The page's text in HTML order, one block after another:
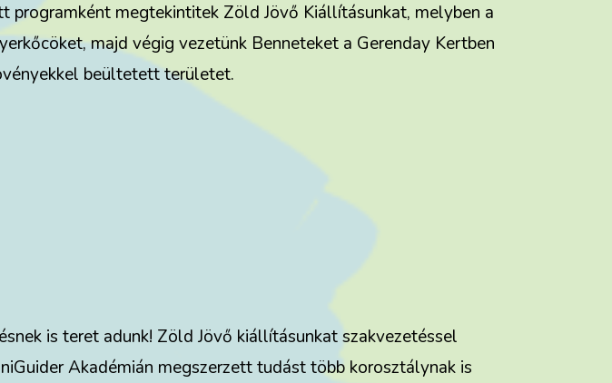
megtekintitek Zöld Jövő Kiállításunkat, melyben a
majd végig vezetünk Benneteket a Gerenday Kertben
beültetett területet.
is teret adunk! Zöld Jövő kiállításunkat szakvezetéssel
Akadémián megszerzett tudást több korosztálynak is